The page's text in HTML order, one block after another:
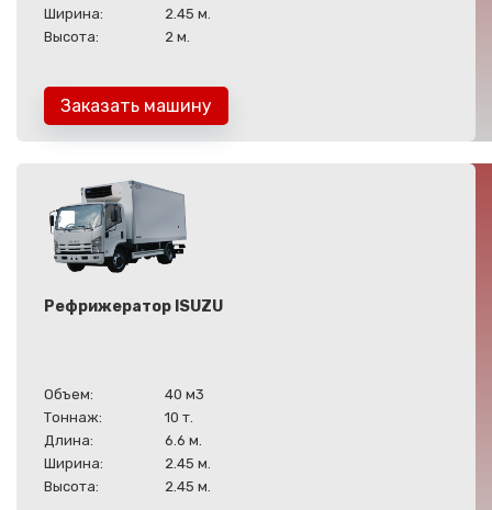
Ширина:
2.45 м.
Высота:
2 м.
Заказать машину
Рефрижератор ISUZU
Объем:
40 м3
Тоннаж:
10 т.
Длина:
6.6 м.
Ширина:
2.45 м.
Высота:
2.45 м.